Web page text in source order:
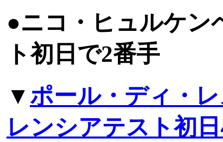
●ニコ・ヒュルケン
ト初日で2番手
▼ ポール・ディ・
レンシアテスト初